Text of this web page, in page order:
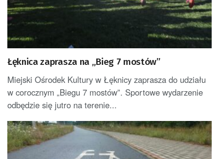
Łęknica zaprasza na „Bieg 7 mostów”
Miejski Ośrodek Kultury w Łęknicy zaprasza do udziału
w corocznym „Biegu 7 mostów”. Sportowe wydarzenie
odbędzie się jutro na terenie...